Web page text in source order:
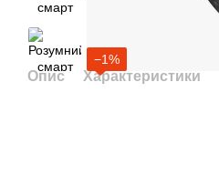
−1%
Опис Характеристики